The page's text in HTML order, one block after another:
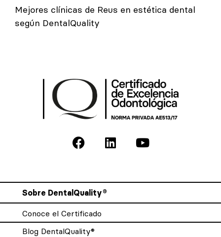
Mejores clínicas de Reus en estética dental
según DentalQuality
Sobre DentalQuality®
Conoce el Certificado
Blog DentalQuality®